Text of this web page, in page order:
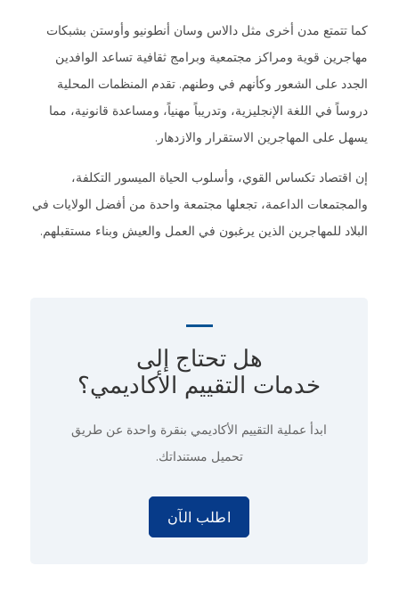
كما تتمتع مدن أخرى مثل دالاس وسان أنطونيو وأوستن بشبكات
مهاجرين قوية ومراكز مجتمعية وبرامج ثقافية تساعد الوافدين
الجدد على الشعور وكأنهم في وطنهم. تقدم المنظمات المحلية
دروساً في اللغة الإنجليزية، وتدريباً مهنياً، ومساعدة قانونية، مما
يسهل على المهاجرين الاستقرار والازدهار.
إن اقتصاد تكساس القوي، وأسلوب الحياة الميسور التكلفة،
والمجتمعات الداعمة، تجعلها مجتمعة واحدة من أفضل الولايات في
البلاد للمهاجرين الذين يرغبون في العمل والعيش وبناء مستقبلهم.
هل تحتاج إلى
خدمات التقييم الأكاديمي؟
ابدأ عملية التقييم الأكاديمي بنقرة واحدة عن طريق
تحميل مستنداتك.
اطلب الآن